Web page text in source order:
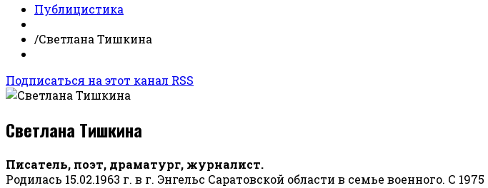
Публицистика
/Светлана Тишкина
Подписаться на этот канал RSS
Светлана Тишкина
Писатель, поэт, драматург, журналист.
Родилась 15.02.1963 г. в г. Энгельс Саратовской области в семье военного. С